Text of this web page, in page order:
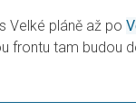
Velké pláně až po
frontu tam budou